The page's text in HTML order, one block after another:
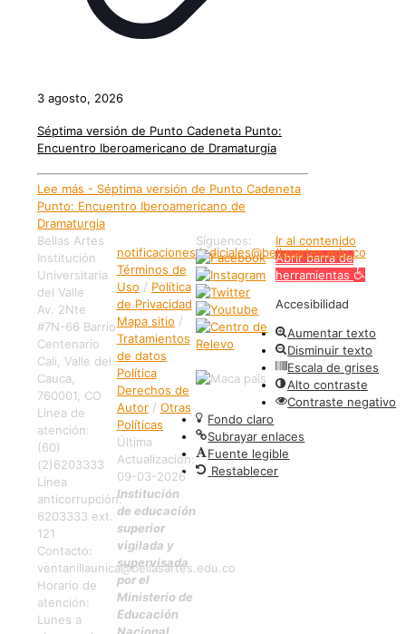
3 agosto, 2026
Séptima versión de Punto Cadeneta Punto:
Encuentro Iberoamericano de Dramaturgia
Lee más - Séptima versión de Punto Cadeneta
Punto: Encuentro Iberoamericano de
Dramaturgia
Bellas Artes
Institución
Universitaria
del Valle
Av. 2Nte
#7N-66 Barrio
Centenario
Cali, Valle del
Cauca,
760001, CO
Linea de
atención:
(60)
(2)6203333
Línea
anticorrupción:
6203333 ext.
121
Contacto:
ventanillaunica@bellasartes.edu.co
Horario de
atención:
Lunes a
notificaciones.judiciales@bellasartes.edu.co
Términos de
Uso / Política
de Privacidad
Mapa sitio /
Tratamientos
de datos
Política
Derechos de
Autor/ Otras
Políticas
Última
Actualización:
09-03-2026
Institución
de educación
superior
vigilada y
supervisada
por el
Ministerio de
Educación
Síguenos:
Ir al contenido
Abrir barra de
herramientas
Accesibilidad
Aumentar texto
Disminuir texto
Escala de grises
Alto contraste
Contraste negativo
Fondo claro
Subrayar enlaces
Fuente legible
Restablecer